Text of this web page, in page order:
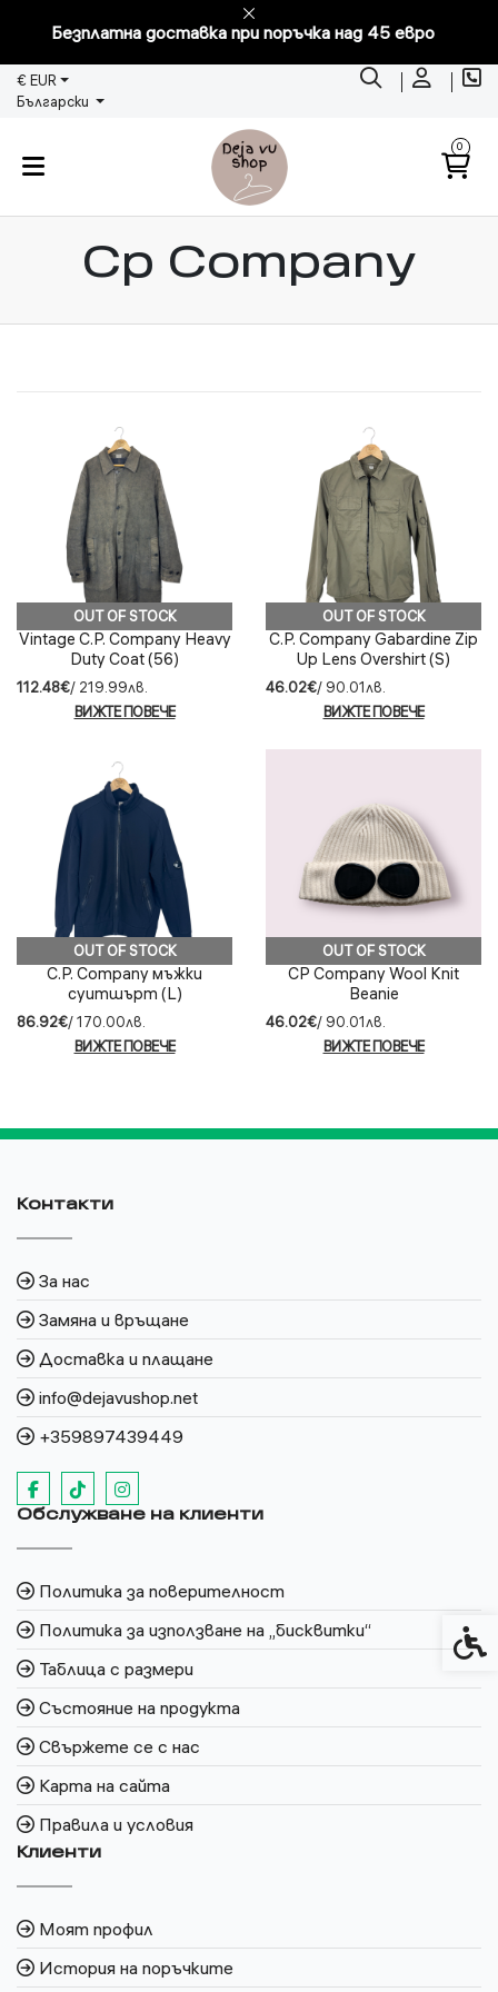
Безплатна доставка при поръчка над 45 евро
€ EUR
Български
0
Cp Company
OUT OF STOCK
Vintage C.P. Company Heavy
Duty Coat (56)
112.48€/ 219.99лв.
ВИЖТЕ ПОВЕЧЕ
OUT OF STOCK
C.P. Company Gabardine Zip
Up Lens Overshirt (S)
46.02€/ 90.01лв.
ВИЖТЕ ПОВЕЧЕ
OUT OF STOCK
C.P. Company мъжки
суитшърт (L)
86.92€/ 170.00лв.
ВИЖТЕ ПОВЕЧЕ
OUT OF STOCK
CP Company Wool Knit
Beanie
46.02€/ 90.01лв.
ВИЖТЕ ПОВЕЧЕ
Контакти
За нас
Замяна и връщане
Доставка и плащане
info@dejavushop.net
+359897439449
Обслужване на клиенти
Политика за поверителност
Политика за използване на „бисквитки“
Таблица с размери
Състояние на продукта
Свържете се с нас
Карта на сайта
Правила и условия
Клиенти
Моят профил
История на поръчките